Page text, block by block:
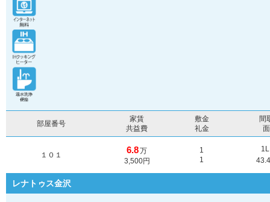
部屋番号
家賃
共益費
敷金
礼金
間
１０１ 6.8万
3,500円
1
1
レナトゥス金沢